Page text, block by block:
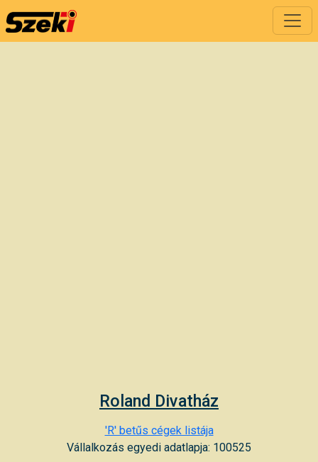
Roland Divatház
'R' betűs cégek listája
Vállalkozás egyedi adatlapja: 100525